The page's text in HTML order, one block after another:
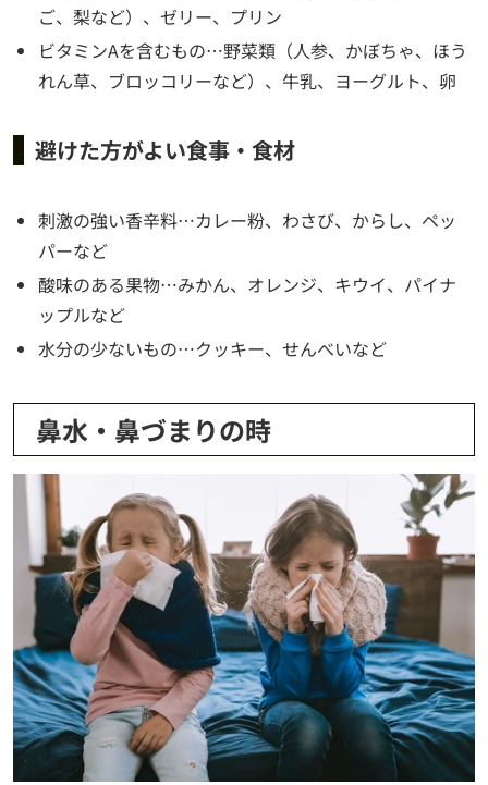
ご、梨など）、ゼリー、プリン
ビタミンAを含むもの…野菜類（人参、かぼちゃ、ほう
れん草、ブロッコリーなど）、牛乳、ヨーグルト、卵
避けた方がよい食事・食材
刺激の強い香辛料…カレー粉、わさび、からし、ペッ
パーなど
酸味のある果物…みかん、オレンジ、キウイ、パイナ
ップルなど
水分の少ないもの…クッキー、せんべいなど
鼻水・鼻づまりの時